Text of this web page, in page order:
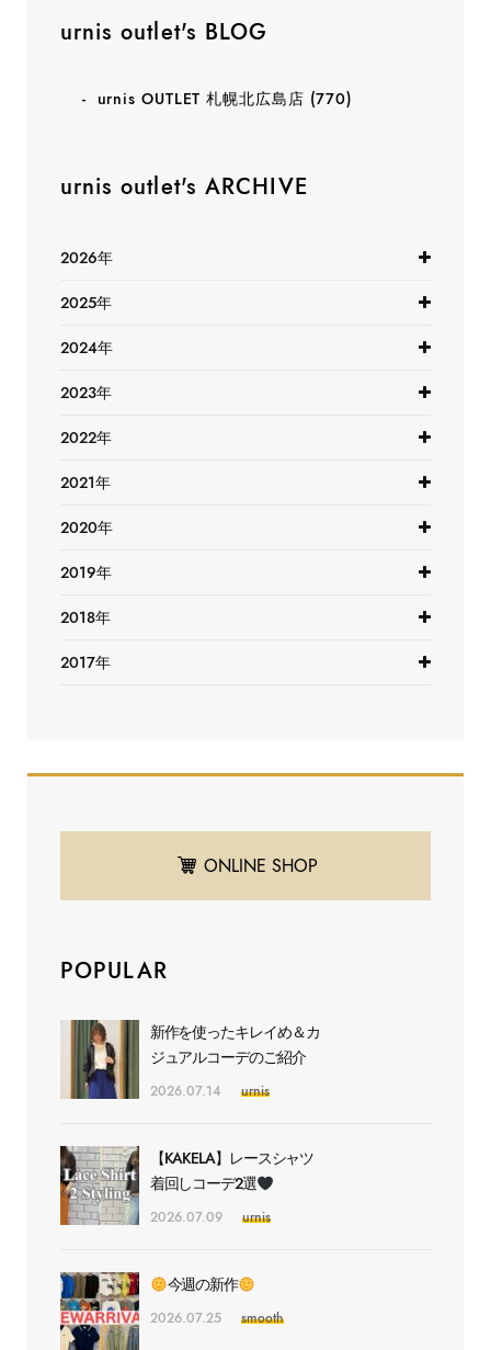
urnis outlet's BLOG
urnis OUTLET 札幌北広島店 (770)
urnis outlet's ARCHIVE
2026年
2025年
2024年
2023年
2022年
2021年
2020年
2019年
2018年
2017年
ONLINE SHOP
POPULAR
新作を使ったキレイめ＆カ
ジュアルコーデのご紹介
2026.07.14 urnis
【KAKELA】レースシャツ
着回しコーデ2選
2026.07.09 urnis
今週の新作
2026.07.25 smooth